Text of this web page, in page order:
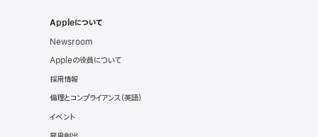
Appleについて
Newsroom
Appleの役員について
採用情報
倫理とコンプライアンス（英語）
イベント